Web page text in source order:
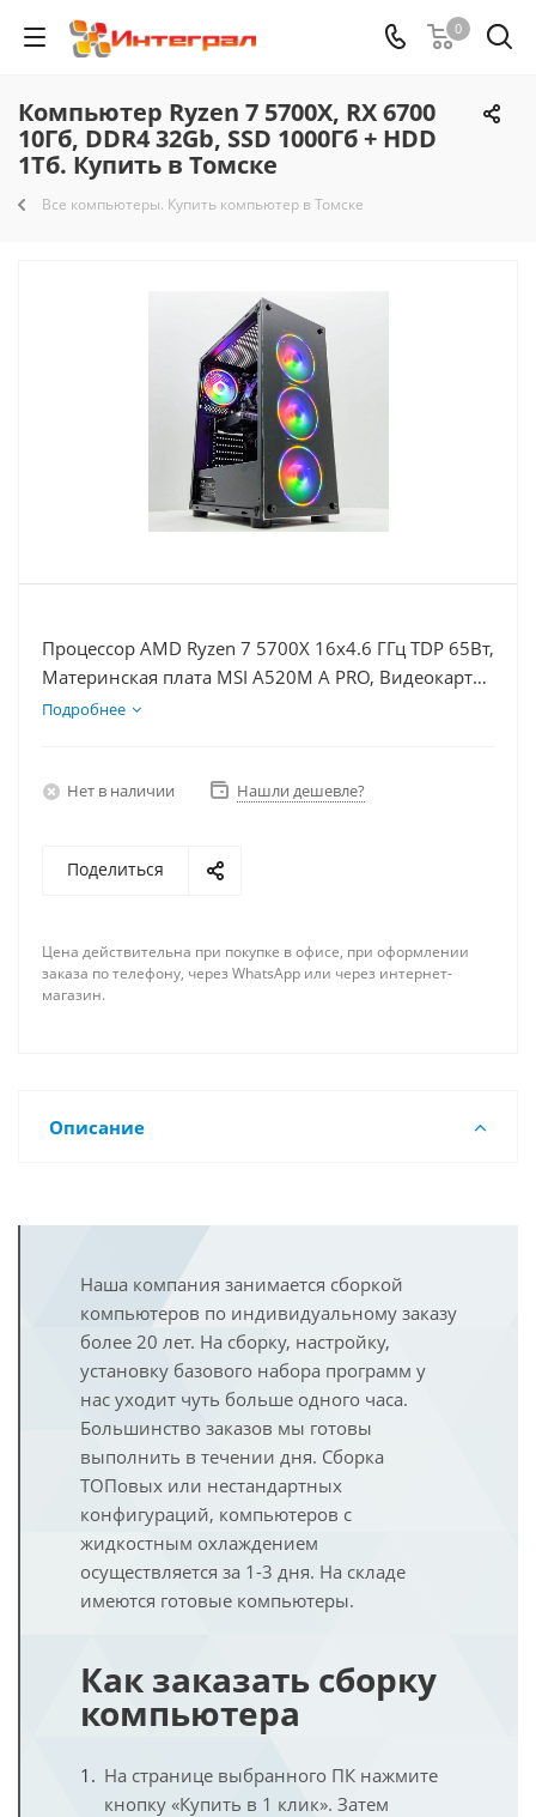
0
Компьютер Ryzen 7 5700X, RX 6700
10Гб, DDR4 32Gb, SSD 1000Гб + HDD
1Тб. Купить в Томске
Все компьютеры. Купить компьютер в Томске
Процессор AMD Ryzen 7 5700X 16x4.6 ГГц TDP 65Вт,
Материнская плата MSI A520M A PRO, Видеокарта
RX 6700 10Гб, Память DDR4 32Gb, Диски SSD
Подробнее
Нет в наличии Нашли дешевле?
Поделиться
Цена действительна при покупке в офисе, при оформлении
заказа по телефону, через WhatsApp или через интернет-
магазин.
Описание
Наша компания занимается сборкой
компьютеров по индивидуальному заказу
более 20 лет. На сборку, настройку,
установку базового набора программ у
нас уходит чуть больше одного часа.
Большинство заказов мы готовы
выполнить в течении дня. Сборка
ТОПовых или нестандартных
конфигураций, компьютеров с
жидкостным охлаждением
осуществляется за 1-3 дня. На складе
имеются готовые компьютеры.
Как заказать сборку
компьютера
На странице выбранного ПК нажмите
кнопку «Купить в 1 клик». Затем